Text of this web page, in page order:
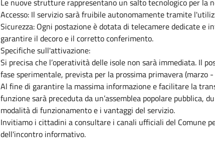
​Le nuove strutture rappresentano un salto tecnologico per la
​Accesso: Il servizio sarà fruibile autonomamente tramite
​Sicurezza: Ogni postazione è dotata di telecamere dedicate
garantire il decoro e il corretto conferimento.
​Specifiche sull'attivazione:
Si precisa che l’operatività delle isole non sarà immediata. Il
fase sperimentale, prevista per la prossima primavera (marzo
​Al fine di garantire la massima informazione e facilitare la
funzione sarà preceduta da un’assemblea popolare
modalità di funzionamento e i vantaggi del servizio.
​Invitiamo i cittadini a consultare i canali ufficiali del Comune
dell'incontro informativo.